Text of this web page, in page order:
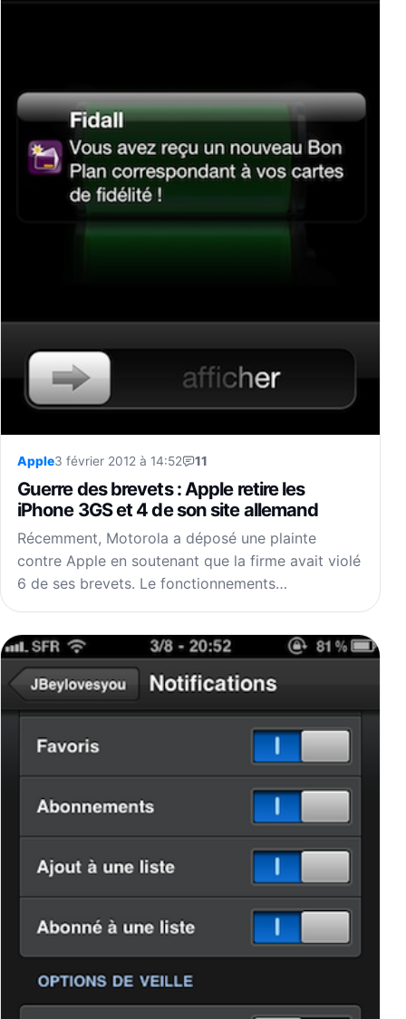
Apple3 février 2012 à 14:52 11
Guerre des brevets : Apple retire les
iPhone 3GS et 4 de son site allemand
Récemment, Motorola a déposé une plainte
contre Apple en soutenant que la firme avait violé
6 de ses brevets. Le fonctionnements…